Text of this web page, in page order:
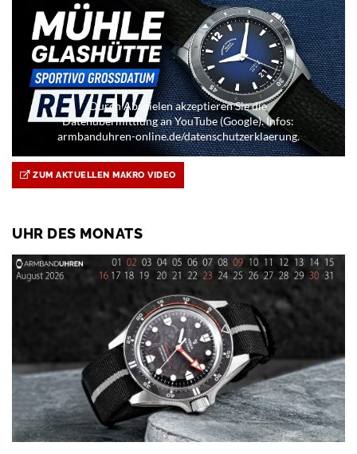
Durch Abspielen akzeptieren Sie die
Datenübermittlung an YouTube (Google). Infos:
armbanduhren-online.de/datenschutzerklaerung.
ZUM AKTUELLEN MAKRO VIDEO
UHR DES MONATS